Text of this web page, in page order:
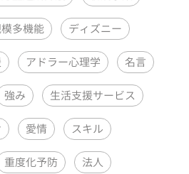
多機能 ディズニー
アドラー心理学 名言
強み 生活支援サービス
愛情 スキル
重度化予防 法人